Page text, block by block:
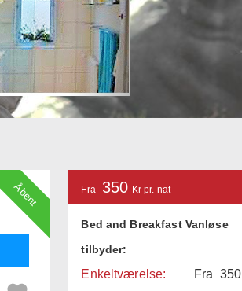
Åbent Fra 350 Kr pr. nat
Bed and Breakfast Vanløse
tilbyder:
Enkeltværelse: Fra 350